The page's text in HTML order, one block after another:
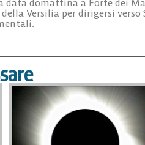
data domattina a Forte dei
Versilia per dirigersi verso